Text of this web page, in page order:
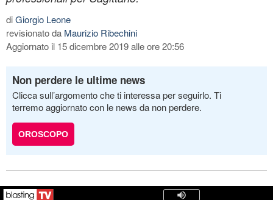
diGiorgio Leone
revisionato da Maurizio Ribechini
Aggiornato il 15 dicembre 2019 alle ore 20:56
Non perdere le ultime news
Clicca sull’argomento che ti interessa per seguirlo. Ti
terremo aggiornato con le news da non perdere.
OROSCOPO